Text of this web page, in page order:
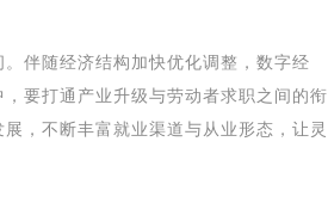
伴随经济结构加快优化调整，数字经
要打通产业升级与劳动者求职之间的衔
，不断丰富就业渠道与从业形态，让灵